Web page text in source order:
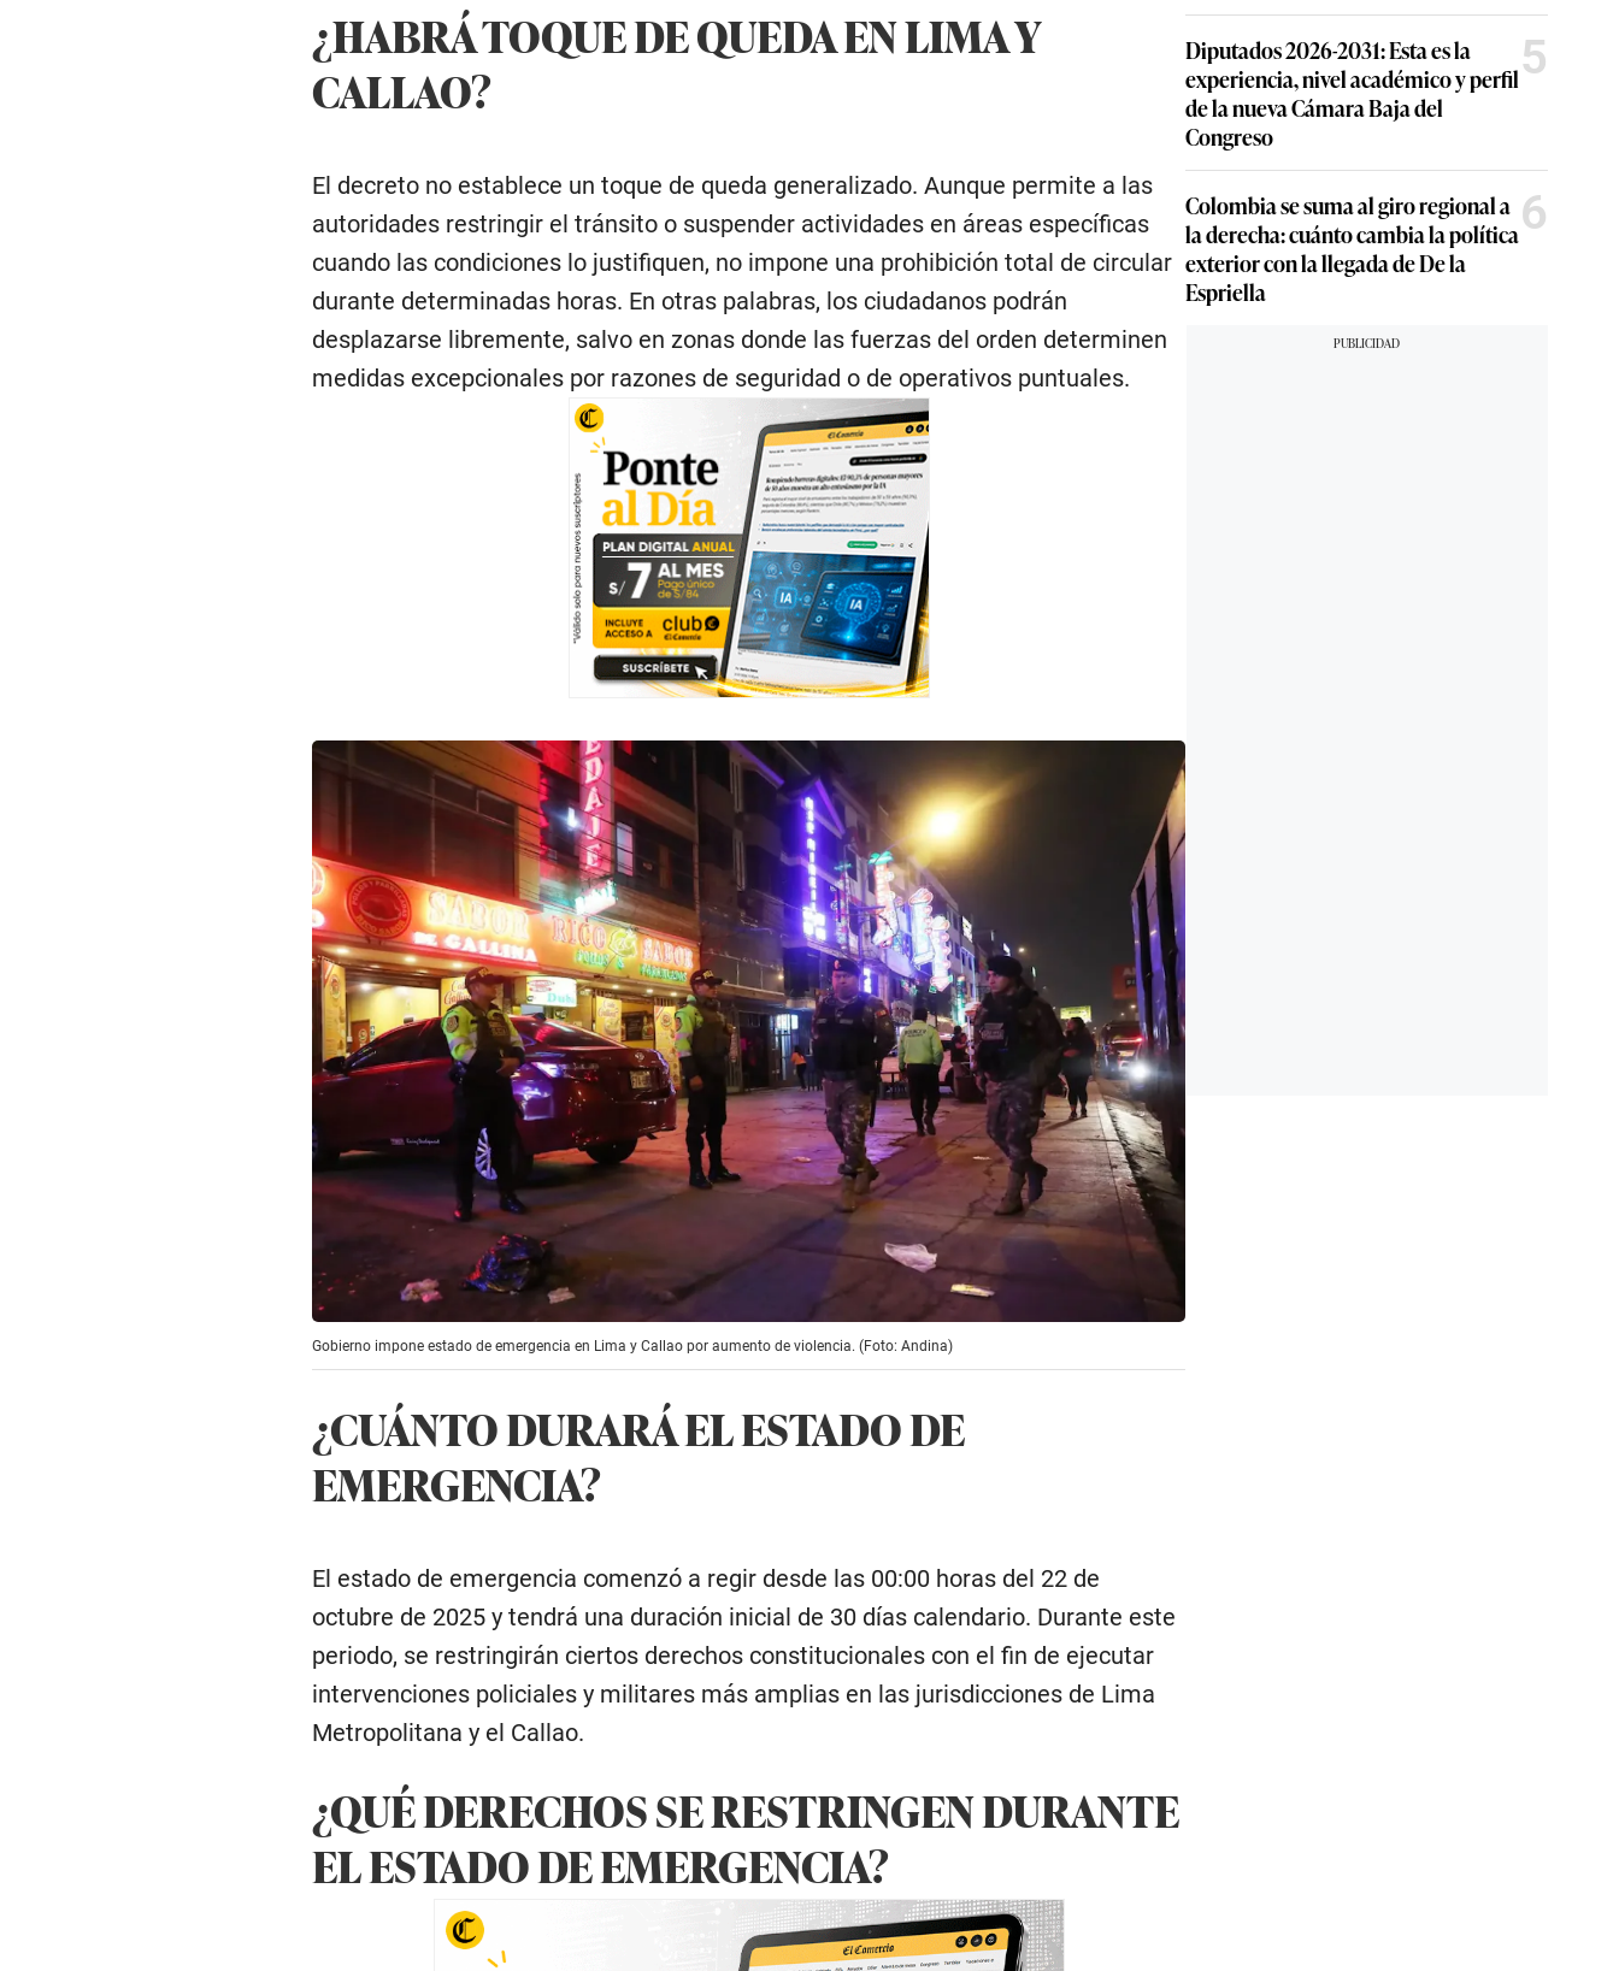
¿HABRÁ TOQUE DE QUEDA EN LIMA Y
CALLAO?
El decreto no establece un toque de queda generalizado. Aunque permite a las
autoridades restringir el tránsito o suspender actividades en áreas específicas
cuando las condiciones lo justifiquen, no impone una prohibición total de circular
durante determinadas horas. En otras palabras, los ciudadanos podrán
desplazarse libremente, salvo en zonas donde las fuerzas del orden determinen
medidas excepcionales por razones de seguridad o de operativos puntuales.
Gobierno impone estado de emergencia en Lima y Callao por aumento de violencia. (Foto: Andina)
¿CUÁNTO DURARÁ EL ESTADO DE
EMERGENCIA?
El estado de emergencia comenzó a regir desde las 00:00 horas del 22 de
octubre de 2025 y tendrá una duración inicial de 30 días calendario. Durante este
periodo, se restringirán ciertos derechos constitucionales con el fin de ejecutar
intervenciones policiales y militares más amplias en las jurisdicciones de Lima
Metropolitana y el Callao.
¿QUÉ DERECHOS SE RESTRINGEN DURANTE
EL ESTADO DE EMERGENCIA?
Diputados 2026-2031: Esta es la
experiencia, nivel académico y perfil
de la nueva Cámara Baja del
Congreso
5
Colombia se suma al giro regional a
la derecha: cuánto cambia la política
exterior con la llegada de De la
Espriella
6